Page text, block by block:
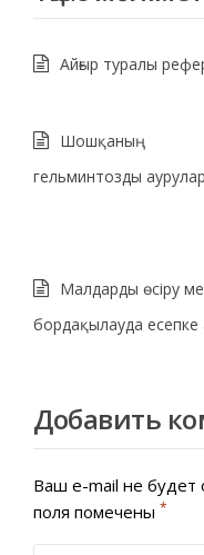
Айғыр туралы
Шошқаның
гельминтозды
Малдарды өсіру
бордақылауда есепке
Добавить
Ваш e-mail не будет
поля помечены *